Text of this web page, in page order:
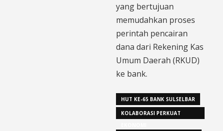
yang bertujuan
memudahkan proses
perintah pencairan
dana dari Rekening Kas
Umum Daerah (RKUD)
ke bank.
HUT KE-65 BANK SULSELBAR
KOLABORASI PERKUAT